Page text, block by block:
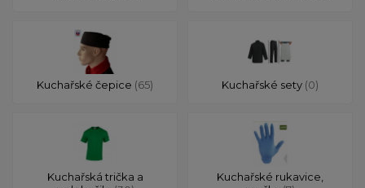
Kuchařské čepice (65) Kuchařské sety (0)
Kuchařská trička a
Kuchařské rukavice,